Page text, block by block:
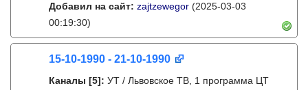
Добавил на сайт: zajtzewegor (2025-03-03
00:19:30)
15-10-1990 - 21-10-1990
Каналы [5]: УТ / Львовское ТВ, 1 программа ЦТ